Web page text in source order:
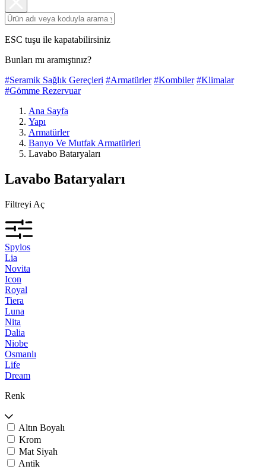
ESC tuşu ile kapatabilirsiniz
Bunları mı aramıştınız?
#Seramik Sağlık Gereçleri #Armatürler #Kombiler #Klimalar
#Gömme Rezervuar
Ana Sayfa
Yapı
Armatürler
Banyo Ve Mutfak Armatürleri
Lavabo Bataryaları
Lavabo Bataryaları
Filtreyi Aç
Spylos
Lia
Novita
Icon
Royal
Tiera
Luna
Nita
Dalia
Niobe
Osmanlı
Life
Dream
Renk
Altın Boyalı
Krom
Mat Siyah
Antik